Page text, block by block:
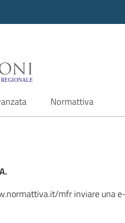
Motore di
Normattiva
mfr inviare una